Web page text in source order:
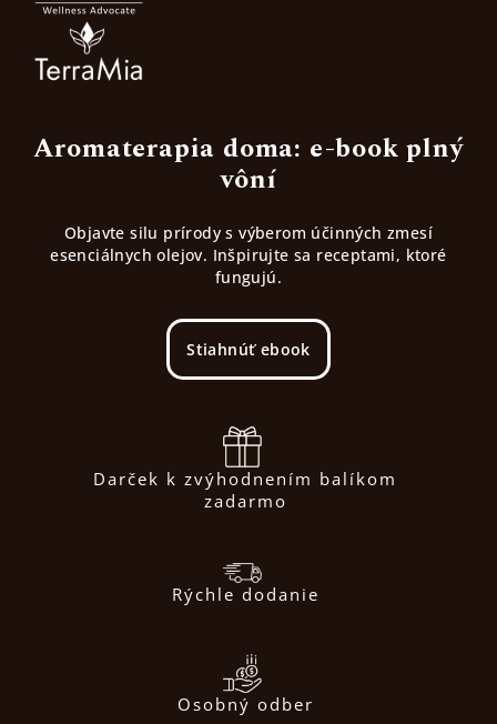
Aromaterapia doma: e-book plný
vôní
Objavte silu prírody s výberom účinných zmesí
esenciálnych olejov. Inšpirujte sa receptami, ktoré
fungujú.
Stiahnúť ebook
Darček k zvýhodnením balíkom
zadarmo
Rýchle dodanie
Osobný odber